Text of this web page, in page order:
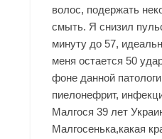
волос, подержать
смыть. Я снизил
минуту до 57,
меня остается 50
фоне данной
пиелонефрит,
Малгося 39 лет
Малгосенька,какая